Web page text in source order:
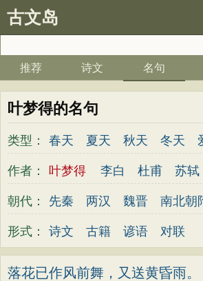
古文岛
推荐 诗文 名句
叶梦得的名句
类型： 春天 夏天 秋天 冬天
思念
爱情 思乡 离别
哲理
泰山 边塞 柳树
老师
母亲 伤感 田园
作者： 叶梦得 李白 杜甫 苏轼
杜牧
陆游 李煜 元稹
张籍
孟郊 皎然 许浑
韦庄
屈原 王勃 张祜
朝代： 先秦 两汉 魏晋 南北朝
五代
宋代 金朝 元代
形式： 诗文 古籍 谚语 对联
落花已作风前舞，又送黄昏雨。